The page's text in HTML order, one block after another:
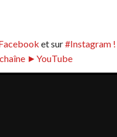
et sur#Instagram !
chaîne ►YouTube